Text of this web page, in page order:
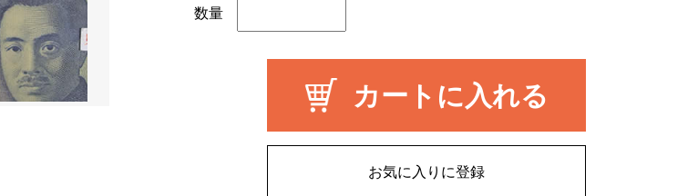
数量
カートに入れる
お気に入りに登録